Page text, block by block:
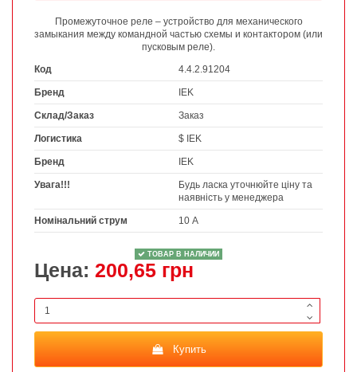
Промежуточное реле – устройство для механического
замыкания между командной частью схемы и контактором (или
пусковым реле).
Код
4.4.2.91204
Бренд IEK
Склад/Заказ Заказ
Логистика $ IEK
Бренд IEK
Увага!!!
Будь ласка уточнюйте ціну та
наявність у менеджера
Номінальний струм 10 А
ТОВАР В НАЛИЧИИ
Цена: 200,65 грн
Купить